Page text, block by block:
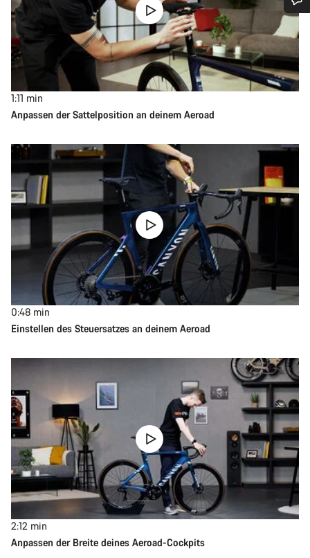
1:11 min
Anpassen der Sattelposition an deinem Aeroad
0:48 min
Einstellen des Steuersatzes an deinem Aeroad
2:12 min
Anpassen der Breite deines Aeroad-Cockpits